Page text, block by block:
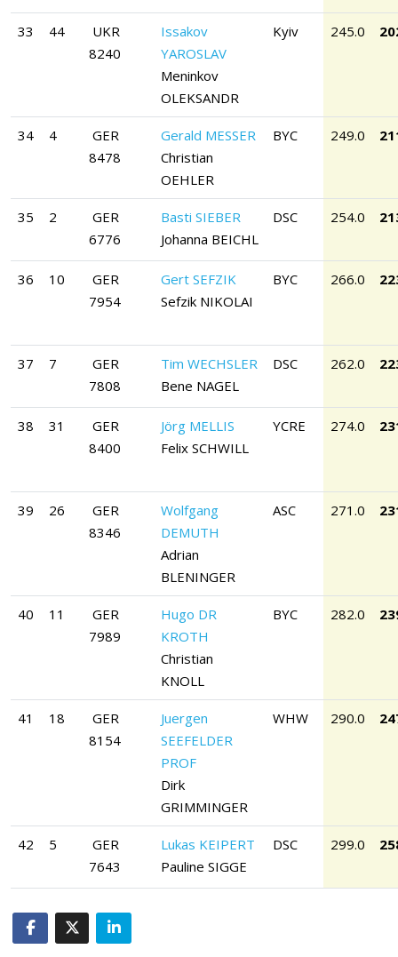
33 44
UKR
8240
Issakov
YAROSLAV
Meninkov
OLEKSANDR
Kyiv 245.0
34 4
GER
8478
Gerald MESSER
Christian
OEHLER
BYC 249.0
35 2
GER
6776
Basti SIEBER
Johanna BEICHL
DSC 254.0
36 10
GER
7954
Gert SEFZIK
Sefzik NIKOLAI
BYC 266.0
37 7
GER
7808
Tim WECHSLER
Bene NAGEL
DSC 262.0
38 31
GER
8400
Jörg MELLIS
Felix SCHWILL
YCRE 274.0
39 26
GER
8346
Wolfgang
DEMUTH
Adrian
BLENINGER
ASC 271.0
40 11
GER
7989
Hugo DR
KROTH
Christian
KNOLL
BYC 282.0
41 18
GER
8154
Juergen
SEEFELDER
PROF
Dirk
GRIMMINGER
WHW 290.0
42 5
GER
7643
Lukas KEIPERT
Pauline SIGGE
DSC 299.0